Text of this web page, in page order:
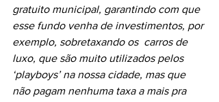
gratuito municipal, garantindo com que
esse fundo venha de investimentos, por
exemplo, sobretaxando os  carros de
luxo, que são muito utilizados pelos
‘playboys’ na nossa cidade, mas que
não pagam nenhuma taxa a mais pra